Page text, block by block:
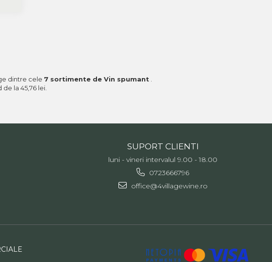
dintre cele 7 sortimente de Vin spumant
la 45,76 lei.
SUPORT CLIENTI
luni - vineri intervalul 9.00 - 18.00
0723666796
office@4villagewine.ro